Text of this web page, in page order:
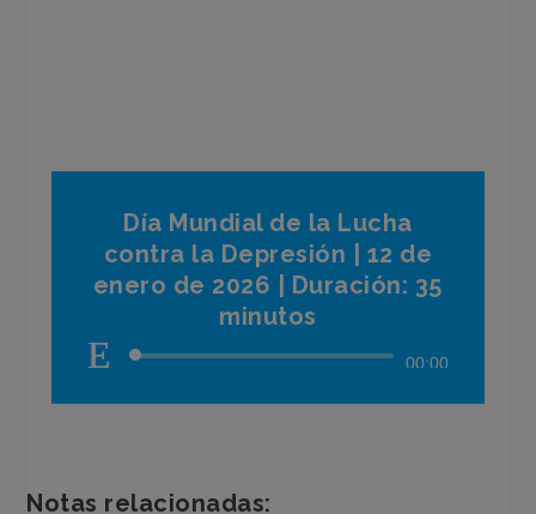
Día Mundial de la Lucha
contra la Depresión | 12 de
enero de 2026 | Duración: 35
minutos
Reproductor
de
00:00
Notas relacionadas: